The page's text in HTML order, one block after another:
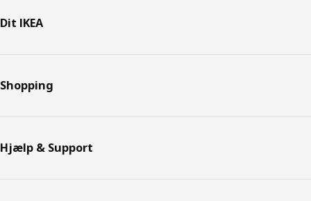
Dit IKEA
Shopping
Hjælp & Support